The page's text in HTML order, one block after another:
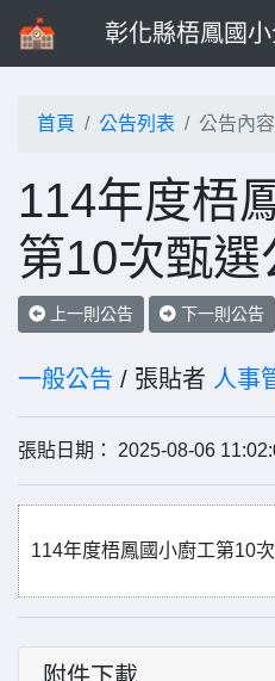
彰化縣梧鳳國
首頁 公告列表 公告內容
114年度梧
第10次甄選
上一則公告 下一則公告
一般公告 / 張貼者 人事
張貼日期： 2025-08-06
114年度梧鳳國小廚工第10